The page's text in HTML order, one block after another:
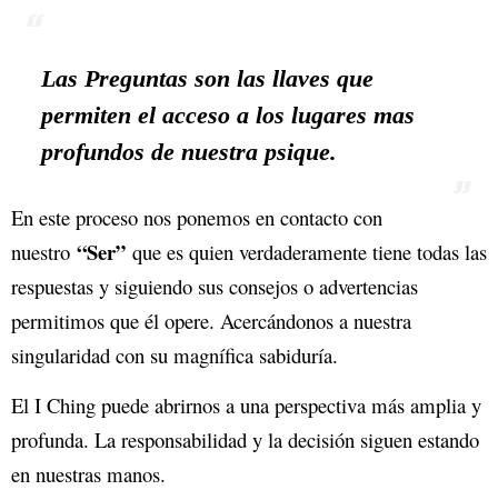
Las Preguntas son las llaves que
permiten el acceso a los lugares mas
profundos de nuestra psique.
En este proceso nos ponemos en contacto con
nuestro “Ser” que es quien verdaderamente tiene todas las
respuestas y siguiendo sus consejos o advertencias
permitimos que él opere. Acercándonos a nuestra
singularidad con su magnífica sabiduría.
El I Ching puede abrirnos a una perspectiva más amplia y
profunda. La responsabilidad y la decisión siguen estando
en nuestras manos.